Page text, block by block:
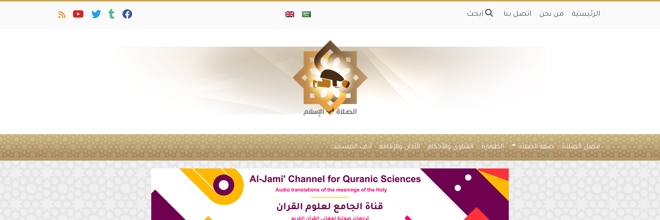
الرئيسية من نحن اتصل بنا ابحث
فضل الصلاة صفة الصلاة الطهارة الفتاوى والأحكام الأذان والإقامة آداب المسجد